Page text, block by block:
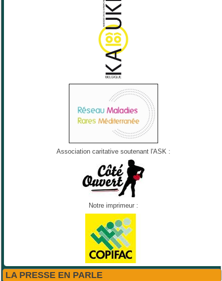
Association caritative soutenant l'ASK :
Notre imprimeur :
LA PRESSE EN PARLE